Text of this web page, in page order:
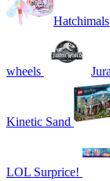
Hatchimals
wheels
Kinetic Sand
LOL Surprice!